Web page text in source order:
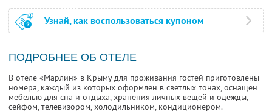
Узнай, как воспользоваться купоном
ПОДРОБНЕЕ ОБ ОТЕЛЕ
В отеле «Марлин» в Крыму для проживания гостей приготовлены
номера, каждый из которых оформлен в светлых тонах, оснащен
мебелью для сна и отдыха, хранения личных вещей и одежды,
сейфом, телевизором, холодильником, кондиционером.